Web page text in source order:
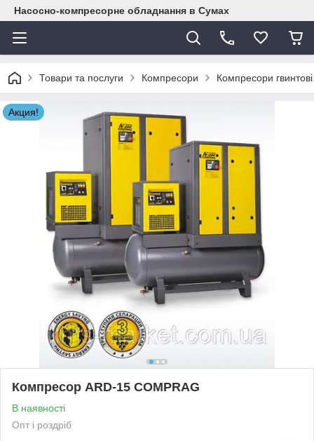
Насосно-компресорне обладнання в Сумах
Товари та послуги Компресори Компресори гвинтові
Акция!
Компресор ARD-15 COMPRAG
В наявності
Опт і роздріб